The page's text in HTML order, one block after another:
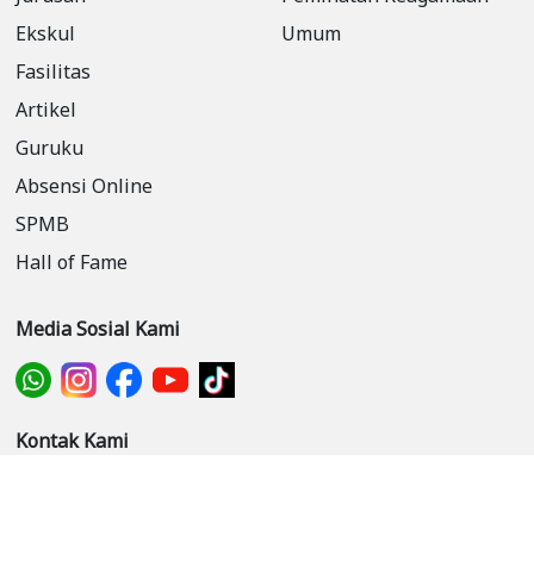
Ekskul
Fasilitas
Artikel
Guruku
Absensi Online
SPMB
Hall of Fame
Umum
Media Sosial Kami
Kontak Kami